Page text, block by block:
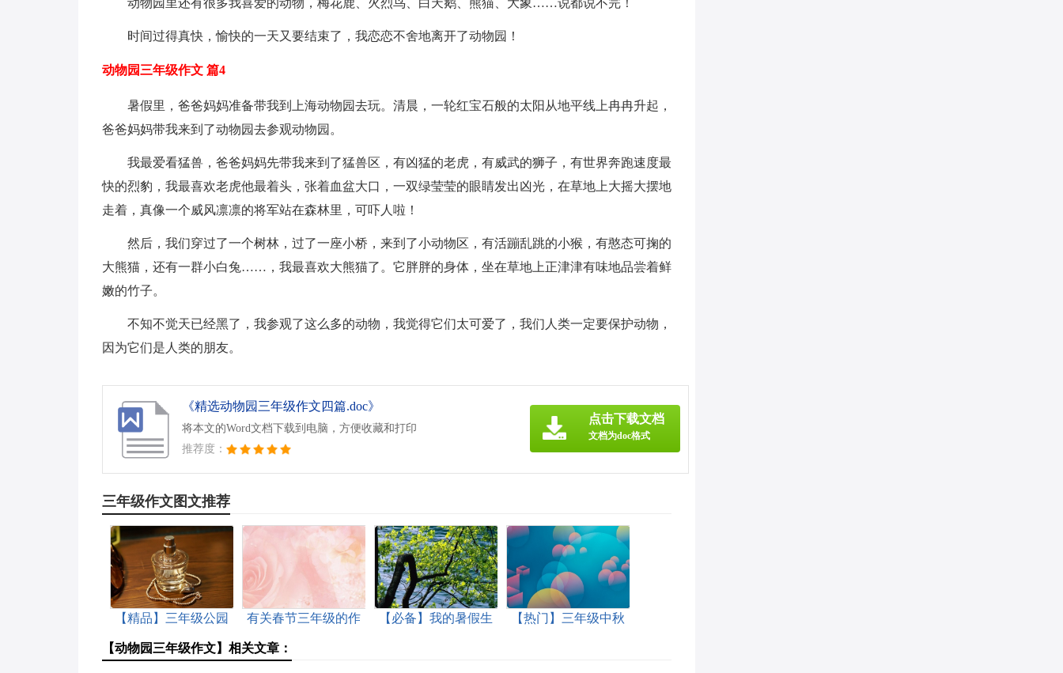
动物园里还有很多我喜爱的动物，梅花鹿、火烈鸟、白天鹅、熊猫、大象……说都说不完！
时间过得真快，愉快的一天又要结束了，我恋恋不舍地离开了动物园！
动物园三年级作文 篇4
暑假里，爸爸妈妈准备带我到上海动物园去玩。清晨，一轮红宝石般的太阳从地平线上冉冉升起，
爸爸妈妈带我来到了动物园去参观动物园。
我最爱看猛兽，爸爸妈妈先带我来到了猛兽区，有凶猛的老虎，有威武的狮子，有世界奔跑速度最
快的烈豹，我最喜欢老虎他最着头，张着血盆大口，一双绿莹莹的眼睛发出凶光，在草地上大摇大摆地
走着，真像一个威风凛凛的将军站在森林里，可吓人啦！
然后，我们穿过了一个树林，过了一座小桥，来到了小动物区，有活蹦乱跳的小猴，有憨态可掬的
大熊猫，还有一群小白兔……，我最喜欢大熊猫了。它胖胖的身体，坐在草地上正津津有味地品尝着鲜
嫩的竹子。
不知不觉天已经黑了，我参观了这么多的动物，我觉得它们太可爱了，我们人类一定要保护动物，
因为它们是人类的朋友。
《精选动物园三年级作文四篇.doc》
将本文的Word文档下载到电脑，方便收藏和打印
推荐度：
点击下载文档
文档为doc格式
三年级作文图文推荐
【精品】三年级公园
有关春节三年级的作
【必备】我的暑假生
【热门】三年级中秋
【动物园三年级作文】相关文章：